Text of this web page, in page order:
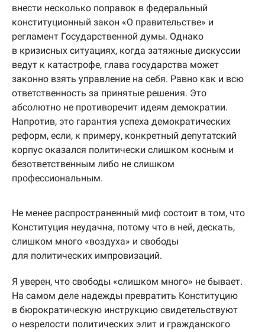
внести несколько поправок в федеральный
конституционный закон «О правительстве» и
регламент Государственной думы. Однако
в кризисных ситуациях, когда затяжные дискуссии
ведут к катастрофе, глава государства может
законно взять управление на себя. Равно как и всю
ответственность за принятые решения. Это
абсолютно не противоречит идеям демократии.
Напротив, это гарантия успеха демократических
реформ, если, к примеру, конкретный депутатский
корпус оказался политически слишком косным и
безответственным либо не слишком
профессиональным.
Не менее распространенный миф состоит в том, что
Конституция неудачна, потому что в ней, дескать,
слишком много «воздуха» и свободы
для политических импровизаций.
Я уверен, что свободы «слишком много» не бывает.
На самом деле надежды превратить Конституцию
в бюрократическую инструкцию свидетельствуют
о незрелости политических элит и гражданского